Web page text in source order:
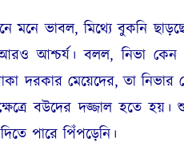
মিথ্যে বুকনি ছাড়ছে
আশ্চর্য। বলল, নিভা
দরকার মেয়েদের, তা নিভার
বউদের দজ্জাল হতে
পারে পিঁপড়েনি।